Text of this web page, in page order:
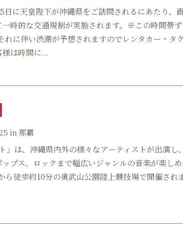
日に天皇陛下が沖縄県をご訪問されるにあたり、
時的な交通規制が実施されます。※この時間帯ず
れに伴い渋滞が予想されますのでレンタカー・タ
は時間に...
in 那覇
」は、沖縄県内外の様々なアーティストが出演し
プス、ロックまで幅広いジャンルの音楽が楽しめ
ら徒歩約10分の奥武山公園陸上競技場で開催され